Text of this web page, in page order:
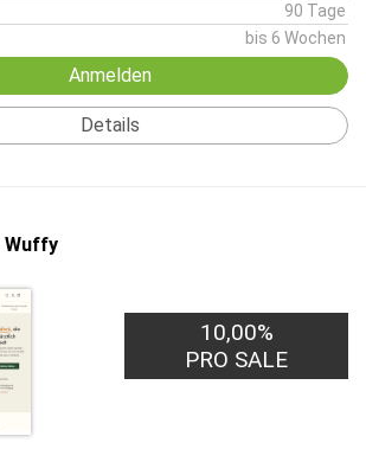
90 Tage
bis 6 Wochen
Anmelden
Details
Wuffy
10,00%
PRO SALE